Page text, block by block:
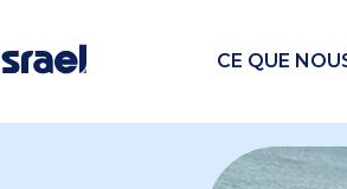
CE QUE